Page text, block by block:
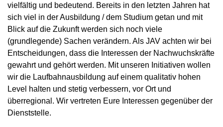
vielfältig und bedeutend. Bereits in den letzten Jahren hat
sich viel in der Ausbildung / dem Studium getan und mit
Blick auf die Zukunft werden sich noch viele
(grundlegende) Sachen verändern. Als JAV achten wir bei
Entscheidungen, dass die Interessen der Nachwuchskräfte
gewahrt und gehört werden. Mit unseren Initiativen wollen
wir die Laufbahnausbildung auf einem qualitativ hohen
Level halten und stetig verbessern, vor Ort und
überregional. Wir vertreten Eure Interessen gegenüber der
Dienststelle.